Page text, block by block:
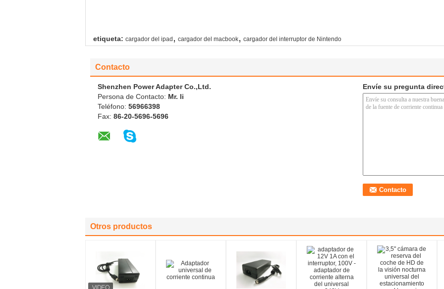
etiqueta: cargador del ipad , cargador del macbook, cargador del interruptor de Nintendo
Contacto
Shenzhen Power Adapter Co.,Ltd.
Persona de Contacto: Mr. li
Teléfono: 56966398
Fax: 86-20-5696-5696
Envíe su pregunta
Otros productos